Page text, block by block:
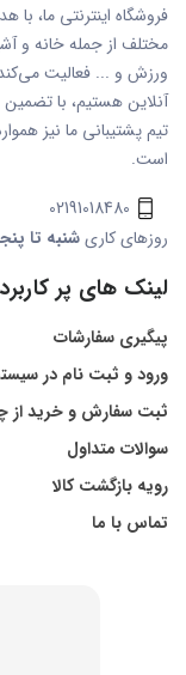
فروشگاه اینترنتی ما،
مختلف از جمله خانه و
ورزش و ... فعالیت
آنلاین هستیم، با
تیم پشتیبانی ما نیز
است.
02191018480
روزهای کاریشنبه تا
لینک های پر کاربرد
پیگیری سفارشات
ورود و ثبت نام در
ثبت سفارش و خرید از
سوالات متداول
رویه بازگشت کالا
تماس با ما